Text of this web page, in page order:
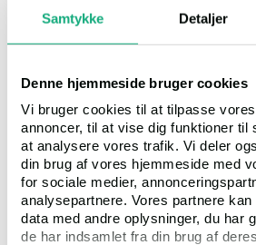
Samtykke Detaljer
Denne hjemmeside bruger cookies
Vi bruger cookies til at tilpasse
annoncer, til at vise dig funktioner til
at analysere vores trafik. Vi deler
din brug af vores hjemmeside med
for sociale medier,
analysepartnere. Vores partnere
data med andre oplysninger, du har
de har indsamlet fra din brug af
Fogedret
Domhusstræde 1, 4300, Holbæk
Tlf
Mail
Link til ejendommen